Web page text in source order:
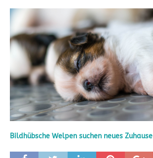
Bildhübsche Welpen suchen neues Zuhause